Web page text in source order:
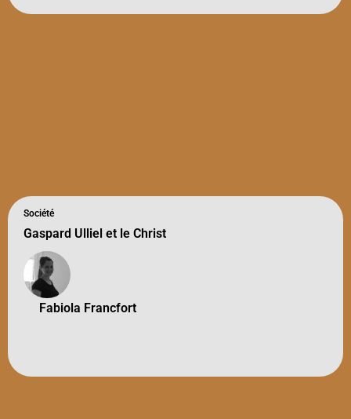
Société
Gaspard Ulliel et le Christ
Fabiola Francfort